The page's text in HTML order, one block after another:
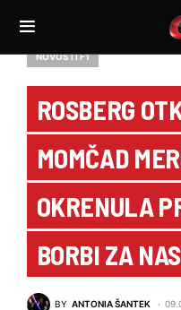
NOVOSTI F1
ROSBERG
MOMČAD
OKRENULA
BORBI ZA
BY ANTONIA ŠANTEK